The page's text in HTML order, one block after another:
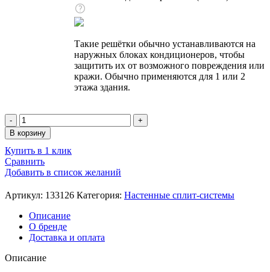
Такие решётки обычно устанавливаются на
наружных блоках кондиционеров, чтобы
защитить их от возможного повреждения или
кражи. Обычно применяются для 1 или 2
этажа здания.
Количество
товара
Кондиционер
настенный,
EcoClima
ECW/I-
4R1
EC/I-
CH09/A-
4R1
В корзину
Купить в 1 клик
Сравнить
Добавить в список желаний
Артикул: 133126 Категория: Настенные сплит-системы
Описание
О бренде
Доставка и оплата
Описание